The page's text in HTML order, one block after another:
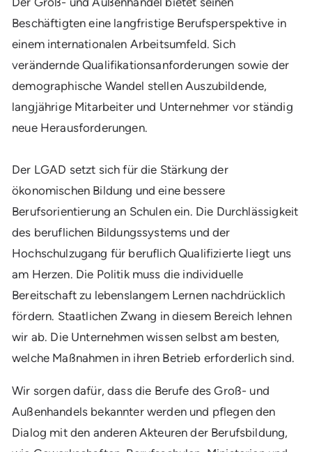
Beschäftigten eine langfristige Berufsperspektive in
einem internationalen Arbeitsumfeld. Sich
verändernde Qualifikationsanforderungen sowie der
demographische Wandel stellen Auszubildende,
langjährige Mitarbeiter und Unternehmer vor ständig
neue Herausforderungen.
Der LGAD setzt sich für die Stärkung der
ökonomischen Bildung und eine bessere
Berufsorientierung an Schulen ein. Die Durchlässigkeit
des beruflichen Bildungssystems und der
Hochschulzugang für beruflich Qualifizierte liegt uns
am Herzen. Die Politik muss die individuelle
Bereitschaft zu lebenslangem Lernen nachdrücklich
fördern. Staatlichen Zwang in diesem Bereich lehnen
wir ab. Die Unternehmen wissen selbst am besten,
welche Maßnahmen in ihren Betrieb erforderlich sind.
Wir sorgen dafür, dass die Berufe des Groß- und
Außenhandels bekannter werden und pflegen den
Dialog mit den anderen Akteuren der Berufsbildung,